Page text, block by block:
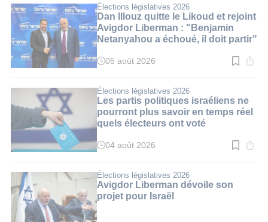
:
3
min.
Élections législatives 2026
Dan Illouz quitte le Likoud et rejoint
Avigdor Liberman : "Benjamin
Netanyahou a échoué, il doit partir"
Temps
:
3
min.
05 août 2026
Élections législatives 2026
Les partis politiques israéliens ne
pourront plus savoir en temps réel
quels électeurs ont voté
Temps
:
3
min.
04 août 2026
Élections législatives 2026
Avigdor Liberman dévoile son
projet pour Israël